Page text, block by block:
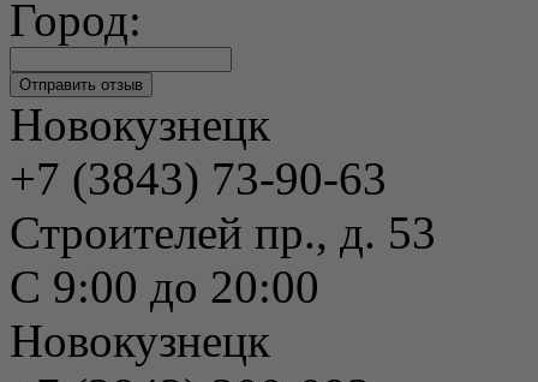
Город:
Новокузнецк
+7 (3843) 73-90-63
Строителей пр., д. 53
С 9:00 до 20:00
Новокузнецк